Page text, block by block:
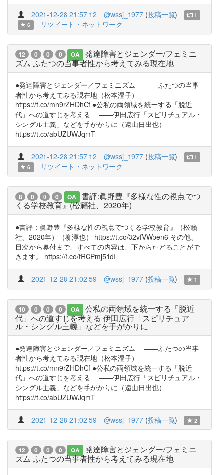
2021-12-28 21:57:12 @wssj_1977 (投稿一覧)
1
6
リツイート・ネットワーク
12 0 0 0 OA
発達障害とジェンダー/フェミニ
ズム ふたつの当事者性から考えてみる現在地
●発達障害とジェンダー／フェミニズム ――ふたつの当事
者性から考えてみる現在地（松本澄子）
https://t.co/mn9rZHDhCf ●公私の両領域を統一する「脱近
代」への道すじを考える ――伊田広行「スピリチュアル・
シングル主義」などを手がかりに（遠山日出也）
https://t.co/abUZUWJqmT
2021-12-28 21:57:12 @wssj_1977 (投稿一覧)
1
6
リツイート・ネットワーク
8 0 0 0 OA
書評:眞野豊『多様な性の視点でつ
くる学校教育』(松籟社、2020年)
●書評：眞野豊『多様な性の視点でつくる学校教育』（松籟
社、2020年）（柳淳也） https://t.co/32vfVWpen6 その他、
目次から奥付まで、すべての内容は、下からたどることがで
きます。 https://t.co/fRCPmj51dI
2021-12-28 21:02:59 @wssj_1977 (投稿一覧) 1
10 0 0 0 OA
公私の両領域を統一する「脱近
代」への道すじを考える 伊田広行「スピリチュア
ル・シングル主義」などを手がかりに
●発達障害とジェンダー／フェミニズム ――ふたつの当事
者性から考えてみる現在地（松本澄子）
https://t.co/mn9rZHDhCf ●公私の両領域を統一する「脱近
代」への道すじを考える ――伊田広行「スピリチュアル・
シングル主義」などを手がかりに（遠山日出也）
https://t.co/abUZUWJqmT
2021-12-28 21:02:59 @wssj_1977 (投稿一覧) 2
12 0 0 0 OA
発達障害とジェンダー/フェミニ
ズム ふたつの当事者性から考えてみる現在地